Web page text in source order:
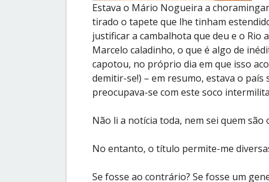
Estava o Mário Nogueira a
tirado o tapete que lhe tinham
justificar a cambalhota que deu e o Rio
Marcelo caladinho, o que é algo de
capotou, no próprio dia em que isso
demitir-se!) – em resumo, estava o
preocupava-se com este soco
Não li a notícia toda, nem sei quem
No entanto, o título permite-me
Se fosse ao contrário? Se fosse um